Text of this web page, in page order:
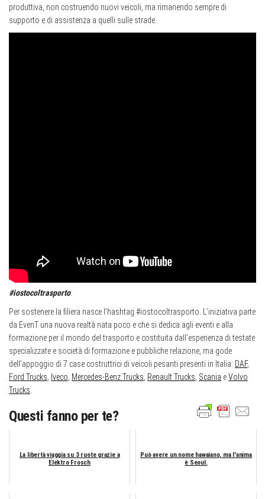
produttiva, non costruendo nuovi veicoli, ma rimanendo sempre di
supporto e di assistenza a quelli sulle strade.
#iostocoltrasporto:
Per sostenere la filiera nasce l’hashtag #iostocoltrasporto. L’iniziativa parte
da EvenT una nuova realtà nata poco e che si dedica agli eventi e alla
formazione per il mondo del trasporto e costituita dall’esperienza di testate
specializzate e società di formazione e pubbliche relazione, ma gode
dell’appoggio di 7 case costruttrici di veicoli pesanti presenti in Italia: DAF,
Ford Trucks
Iveco Mercedes-Benz Trucks Renault Trucks Scania eVolvo
Trucks
Questi fanno per te?
La libertà viaggia su 3 ruote grazie a
Elektro Frosch
Può avere un nome hawaiano, ma l'anima
è Seoul.